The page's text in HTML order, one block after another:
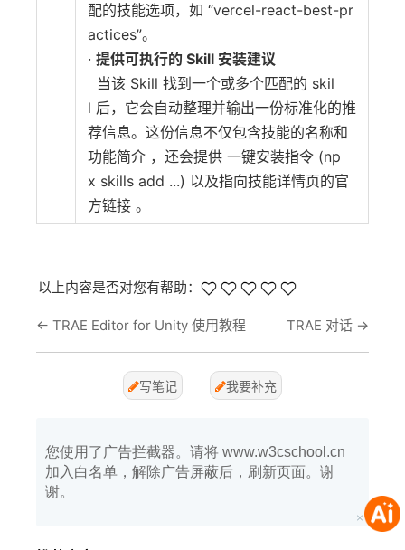
配的技能选项，如 “vercel-react-best-pr
actices”。
· 提供可执行的 Skill 安装建议
当该 Skill 找到一个或多个匹配的 skil
l 后，它会自动整理并输出一份标准化的推
荐信息。这份信息不仅包含技能的名称和
功能简介 ，还会提供 一键安装指令 (np
x skills add ...) 以及指向技能详情页的官
方链接 。
以上内容是否对您有帮助：
← TRAE Editor for Unity 使用教程 TRAE 对话 →
写笔记 我要补充
您使用了广告拦截器。请将 www.w3cschool.cn
加入白名单，解除广告屏蔽后，刷新页面。谢
谢。